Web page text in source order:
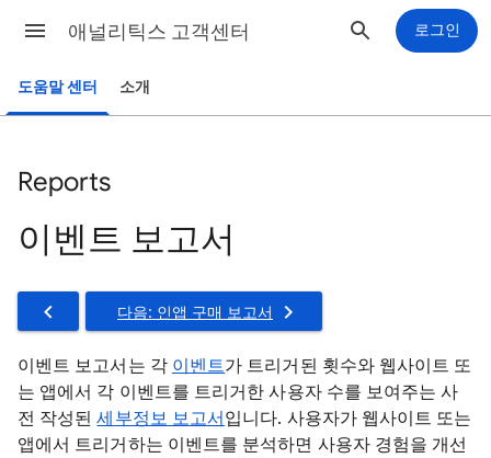
애널리틱스 고객센터 로그인
도움말 센터 소개
Reports
이벤트 보고서
다음: 인앱 구매 보고서
이벤트 보고서는 각 이벤트가 트리거된 횟수와 웹사이트 또
는 앱에서 각 이벤트를 트리거한 사용자 수를 보여주는 사
전 작성된세부정보 보고서입니다. 사용자가 웹사이트 또는
앱에서 트리거하는 이벤트를 분석하면 사용자 경험을 개선